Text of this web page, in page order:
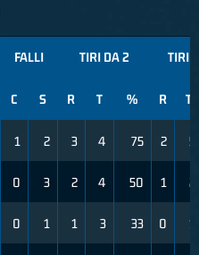
FALLI TIRI DA 2 TIRI
C S R T % R T
1 2 3 4 75 2 5
0 3 2 4 50 1 2
0 1 1 3 33 0 1